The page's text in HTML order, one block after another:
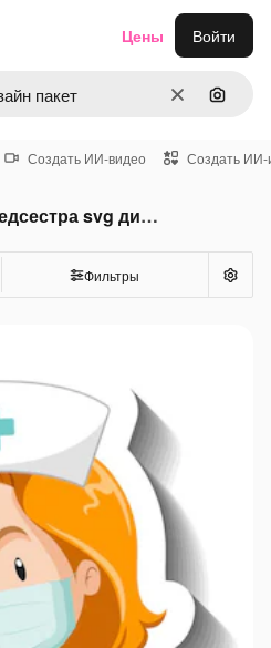
ОчиститьПоиск
Цены Войти
Создать ИИ-видео Создать ИИ-
Векторы По Запросу Медсестра svg дизайн пакет
Фильтры